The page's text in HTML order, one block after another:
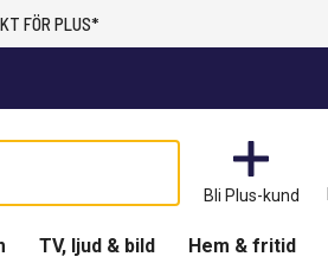
FÖR PLUS*
Bli Plus-kund
TV, ljud & bild Hem & fritid